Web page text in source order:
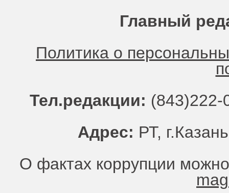
Главный
Политика о
Тел.редакции:
Адрес: РТ,
О фактах коррупции